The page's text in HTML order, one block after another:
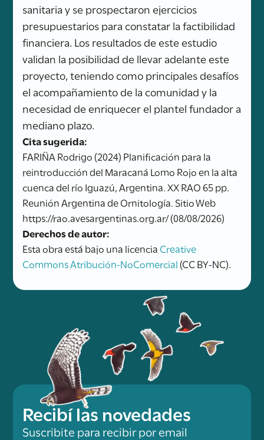
sanitaria y se prospectaron ejercicios
presupuestarios para constatar la factibilidad
financiera. Los resultados de este estudio
validan la posibilidad de llevar adelante este
proyecto, teniendo como principales desafíos
el acompañamiento de la comunidad y la
necesidad de enriquecer el plantel fundador a
mediano plazo.
Cita sugerida:
FARIÑA Rodrigo (2024) Planificación para la
reintroducción del Maracaná Lomo Rojo en la alta
cuenca del río Iguazú, Argentina. XX RAO 65 pp.
Reunión Argentina de Ornitología. Sitio Web
https://rao.avesargentinas.org.ar/ (08/08/2026)
Derechos de autor:
Esta obra está bajo una licencia Creative
Commons Atribución-NoComercial(CC BY-NC).
Recibí las novedades
Suscribite para recibir por email